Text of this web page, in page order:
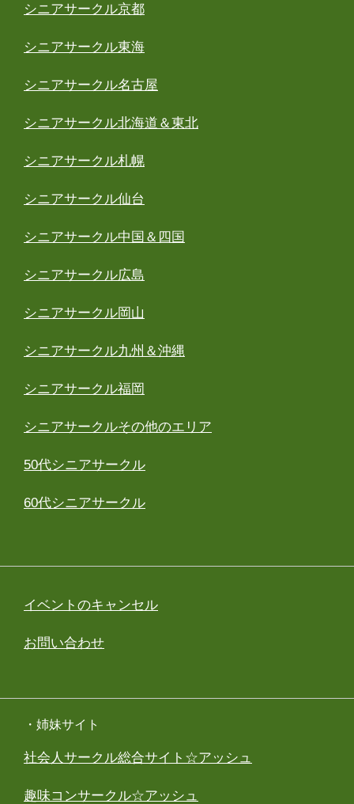
シニアサークル京都
シニアサークル東海
シニアサークル名古屋
シニアサークル北海道＆東北
シニアサークル札幌
シニアサークル仙台
シニアサークル中国＆四国
シニアサークル広島
シニアサークル岡山
シニアサークル九州＆沖縄
シニアサークル福岡
シニアサークルその他のエリア
50代シニアサークル
60代シニアサークル
イベントのキャンセル
お問い合わせ
・姉妹サイト
社会人サークル総合サイト☆アッシュ
趣味コンサークル☆アッシュ